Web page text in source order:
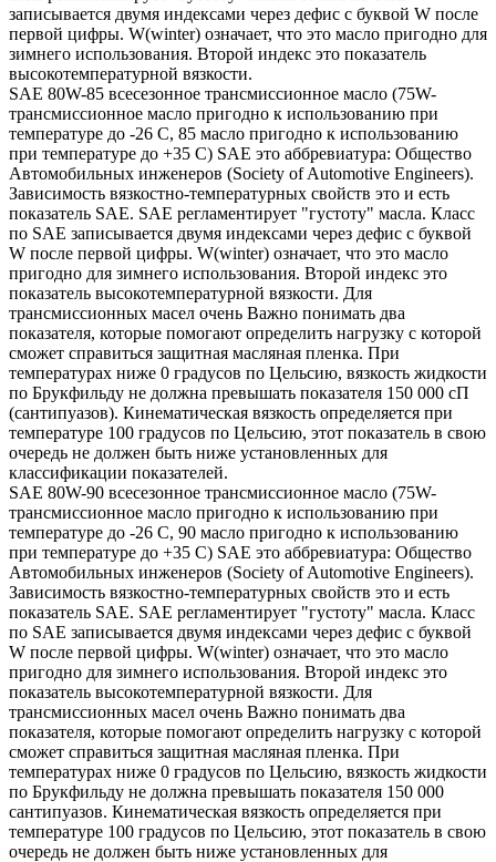
записывается двумя индексами через дефис с буквой W после
первой цифры. W(winter) означает, что это масло пригодно для
зимнего использования. Второй индекс это показатель
высокотемпературной вязкости.
SAE 80W-85 всесезонное трансмиссионное масло (75W-
трансмиссионное масло пригодно к использованию при
температуре до -26 С, 85 масло пригодно к использованию
при температуре до +35 С) SAE это аббревиатура: Общество
Автомобильных инженеров (Society of Automotive Engineers).
Зависимость вязкостно-температурных свойств это и есть
показатель SAE. SAE регламентирует "густоту" масла. Класс
по SAE записывается двумя индексами через дефис с буквой
W после первой цифры. W(winter) означает, что это масло
пригодно для зимнего использования. Второй индекс это
показатель высокотемпературной вязкости. Для
трансмиссионных масел очень Важно понимать два
показателя, которые помогают определить нагрузку с которой
сможет справиться защитная масляная пленка. При
температурах ниже 0 градусов по Цельсию, вязкость жидкости
по Брукфильду не должна превышать показателя 150 000 сП
(сантипуазов). Кинематическая вязкость определяется при
температуре 100 градусов по Цельсию, этот показатель в свою
очередь не должен быть ниже установленных для
классификации показателей.
SAE 80W-90 всесезонное трансмиссионное масло (75W-
трансмиссионное масло пригодно к использованию при
температуре до -26 С, 90 масло пригодно к использованию
при температуре до +35 С) SAE это аббревиатура: Общество
Автомобильных инженеров (Society of Automotive Engineers).
Зависимость вязкостно-температурных свойств это и есть
показатель SAE. SAE регламентирует "густоту" масла. Класс
по SAE записывается двумя индексами через дефис с буквой
W после первой цифры. W(winter) означает, что это масло
пригодно для зимнего использования. Второй индекс это
показатель высокотемпературной вязкости. Для
трансмиссионных масел очень Важно понимать два
показателя, которые помогают определить нагрузку с которой
сможет справиться защитная масляная пленка. При
температурах ниже 0 градусов по Цельсию, вязкость жидкости
по Брукфильду не должна превышать показателя 150 000
сантипуазов. Кинематическая вязкость определяется при
температуре 100 градусов по Цельсию, этот показатель в свою
очередь не должен быть ниже установленных для